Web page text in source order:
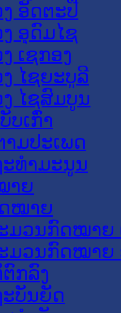
ອັດຕະປື
ອຸດົມໄຊ
ເຊກອງ
ໄຊຍະບູລີ
ໄຊສົມບູນ
ບເກົ່າ
ມປະເພດ
ທໍາມະນູນ
າຍ
ໝາຍ
ມວນກົດໝາຍ
ມວນກົດໝາຍ
ກລົງ
ບັນຍັດ